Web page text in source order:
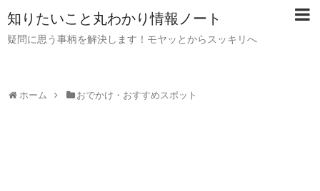
知りたいこと丸わかり情報ノート
疑問に思う事柄を解決します！モヤッとからスッキリへ
ホーム おでかけ・おすすめスポット